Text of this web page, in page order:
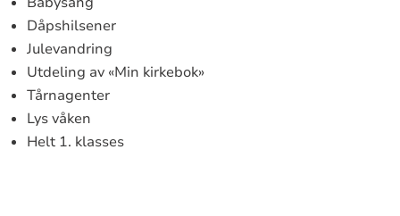
Dåpshilsener
Julevandring
Utdeling av «Min kirkebok»
Tårnagenter
Lys våken
Helt 1. klasses